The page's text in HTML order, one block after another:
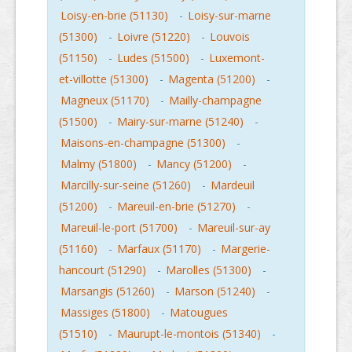
Loisy-en-brie (51130)
- Loisy-sur-marne
(51300)
- Loivre (51220) - Louvois
(51150)
- Ludes (51500) - Luxemont-
et-villotte (51300)
- Magenta (51200)
-
Magneux (51170)
- Mailly-champagne
(51500)
- Mairy-sur-marne (51240)
-
Maisons-en-champagne (51300)
-
Malmy (51800)
- Mancy (51200)
-
Marcilly-sur-seine (51260)
- Mardeuil
(51200)
- Mareuil-en-brie (51270)
-
Mareuil-le-port (51700)
- Mareuil-sur-ay
(51160)
- Marfaux (51170) - Margerie-
hancourt (51290)
- Marolles (51300)
-
Marsangis (51260)
- Marson (51240)
-
Massiges (51800)
- Matougues
(51510)
- Maurupt-le-montois (51340)
-